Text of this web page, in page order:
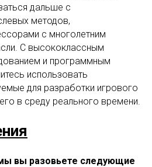
дальше с
методов,
с многолетним
С высококлассным
и программным
использовать
для разработки игрового
в среду реального времени.
вы разовьете следующие